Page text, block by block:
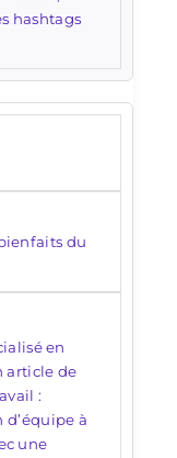
hashtags
du
en
article de
:
à
une